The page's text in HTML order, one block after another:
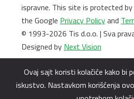
ispravne. This site is protected by
the Google Privacy Policyand
© 1993-2026 Tis d.o.o. | Sva
Designed by Next Vision
Ovaj sajt koristi kolačiće kako bi
iskustvo. Nastavkom korišćenja